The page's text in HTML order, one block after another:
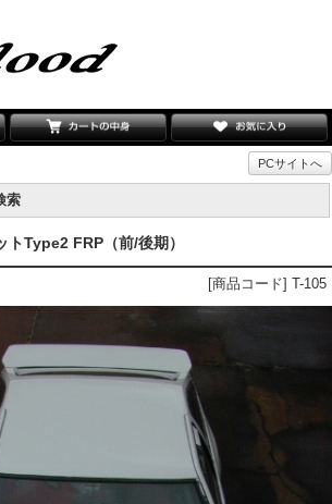
PCサイトへ
索
Type2 FRP（前/後期）
[商品コード] T-105